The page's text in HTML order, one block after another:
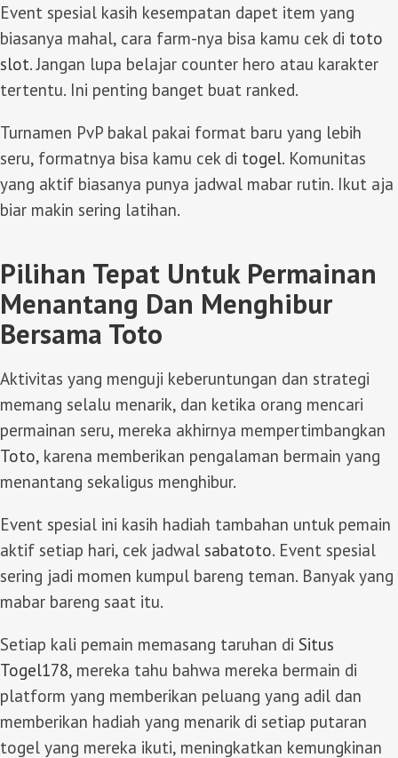
Event spesial kasih kesempatan dapet item yang
biasanya mahal, cara farm-nya bisa kamu cek di toto
slot. Jangan lupa belajar counter hero atau karakter
tertentu. Ini penting banget buat ranked.
Turnamen PvP bakal pakai format baru yang lebih
seru, formatnya bisa kamu cek di togel. Komunitas
yang aktif biasanya punya jadwal mabar rutin. Ikut aja
biar makin sering latihan.
Pilihan Tepat Untuk Permainan
Menantang Dan Menghibur
Bersama Toto
Aktivitas yang menguji keberuntungan dan strategi
memang selalu menarik, dan ketika orang mencari
permainan seru, mereka akhirnya mempertimbangkan
Toto, karena memberikan pengalaman bermain yang
menantang sekaligus menghibur.
Event spesial ini kasih hadiah tambahan untuk pemain
aktif setiap hari, cek jadwal sabatoto. Event spesial
sering jadi momen kumpul bareng teman. Banyak yang
mabar bareng saat itu.
Setiap kali pemain memasang taruhan di Situs
Togel178, mereka tahu bahwa mereka bermain di
platform yang memberikan peluang yang adil dan
memberikan hadiah yang menarik di setiap putaran
togel yang mereka ikuti, meningkatkan kemungkinan